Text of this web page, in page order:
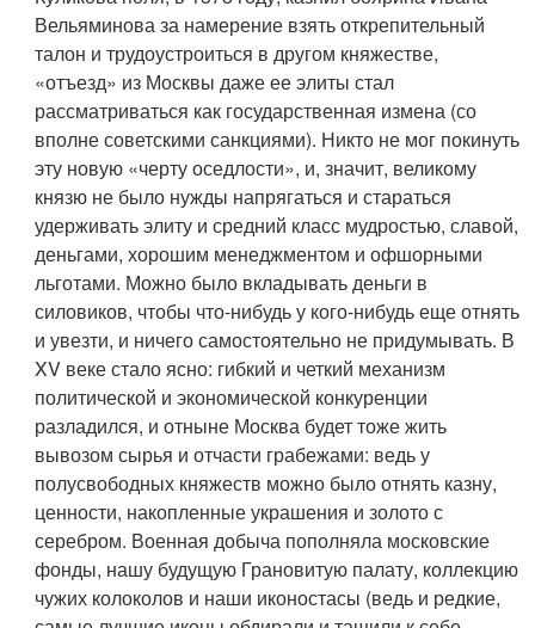
Вельяминова за намерение взять открепительный
талон и трудоустроиться в другом княжестве,
«отъезд» из Москвы даже ее элиты стал
рассматриваться как государственная измена (со
вполне советскими санкциями). Никто не мог покинуть
эту новую «черту оседлости», и, значит, великому
князю не было нужды напрягаться и стараться
удерживать элиту и средний класс мудростью, славой,
деньгами, хорошим менеджментом и офшорными
льготами. Можно было вкладывать деньги в
силовиков, чтобы что-нибудь у кого-нибудь еще отнять
и увезти, и ничего самостоятельно не придумывать. В
XV веке стало ясно: гибкий и четкий механизм
политической и экономической конкуренции
разладился, и отныне Москва будет тоже жить
вывозом сырья и отчасти грабежами: ведь у
полусвободных княжеств можно было отнять казну,
ценности, накопленные украшения и золото с
серебром. Военная добыча пополняла московские
фонды, нашу будущую Грановитую палату, коллекцию
чужих колоколов и наши иконостасы (ведь и редкие,